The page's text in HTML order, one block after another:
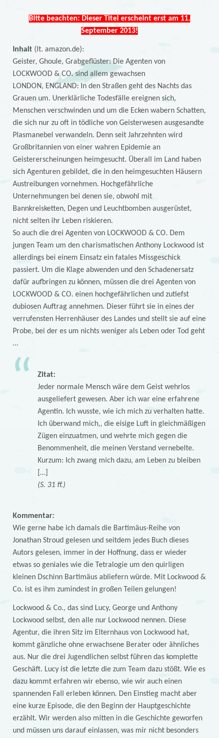
Bitte beachten: Dieser Titel erscheint erst am 11.
September 2013!
Inhalt (lt. amazon.de):
Geister, Ghoule, Grabgeflüster: Die Agenten von
LOCKWOOD & CO. sind allem gewachsen
LONDON, ENGLAND: In den Straßen geht des Nachts das
Grauen um. Unerklärliche Todesfälle ereignen sich,
Menschen verschwinden und um die Ecken wabern Schatten,
die sich nur zu oft in tödliche von Geisterwesen ausgesandte
Plasmanebel verwandeln. Denn seit Jahrzehnten wird
Großbritannien von einer wahren Epidemie an
Geistererscheinungen heimgesucht. Überall im Land haben
sich Agenturen gebildet, die in den heimgesuchten Häusern
Austreibungen vornehmen. Hochgefährliche
Unternehmungen bei denen sie, obwohl mit
Bannkreisketten, Degen und Leuchtbomben ausgerüstet,
nicht selten ihr Leben riskieren.
So auch die drei Agenten von LOCKWOOD & CO. Dem
jungen Team um den charismatischen Anthony Lockwood ist
allerdings bei einem Einsatz ein fatales Missgeschick
passiert. Um die Klage abwenden und den Schadenersatz
dafür aufbringen zu können, müssen die drei Agenten von
LOCKWOOD & CO. einen hochgefährlichen und zutiefst
dubiosen Auftrag annehmen. Dieser führt sie in eines der
verrufensten Herrenhäuser des Landes und stellt sie auf eine
Probe, bei der es um nichts weniger als Leben oder Tod geht
…
Zitat:
Jeder normale Mensch wäre dem Geist wehrlos
ausgeliefert gewesen. Aber ich war eine erfahrene
Agentin. Ich wusste, wie ich mich zu verhalten hatte.
Ich überwand mich,, die eisige Luft in gleichmäßigen
Zügen einzuatmen, und wehrte mich gegen die
Benommenheit, die meinen Verstand vernebelte.
Kurzum: Ich zwang mich dazu, am Leben zu bleiben
[…]
(S. 31 ff.)
Kommentar:
Wie gerne habe ich damals die Bartimäus-Reihe von
Jonathan Stroud gelesen und seitdem jedes Buch dieses
Autors gelesen, immer in der Hoffnung, dass er wieder
etwas so geniales wie die Tetralogie um den quirligen
kleinen Dschinn Bartimäus abliefern würde. Mit Lockwood &
Co. ist es ihm zumindest in großen Teilen gelungen!
Lockwood & Co., das sind Lucy, George und Anthony
Lockwood selbst, den alle nur Lockwood nennen. Diese
Agentur, die ihren Sitz im Elternhaus von Lockwood hat,
kommt gänzliche ohne erwachsene Berater oder ähnliches
aus. Nur die drei Jugendlichen selbst führen das komplette
Geschäft. Lucy ist die letzte die zum Team dazu stößt. Wie es
dazu kommt erfahren wir ebenso, wie wir auch einen
spannenden Fall erleben können. Den Einstieg macht aber
eine kurze Episode, die den Beginn der Hauptgeschichte
erzählt. Wir werden also mitten in die Geschichte geworfen
und müssen uns darauf einlassen, was mir nicht besonders